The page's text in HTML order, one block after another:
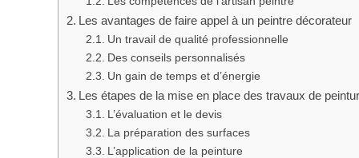
Les avantages de faire appel à un peintre décorateur
Un travail de qualité professionnelle
Des conseils personnalisés
Un gain de temps et d’énergie
Les étapes de la mise en place des travaux de
L’évaluation et le devis
La préparation des surfaces
L’application de la peinture